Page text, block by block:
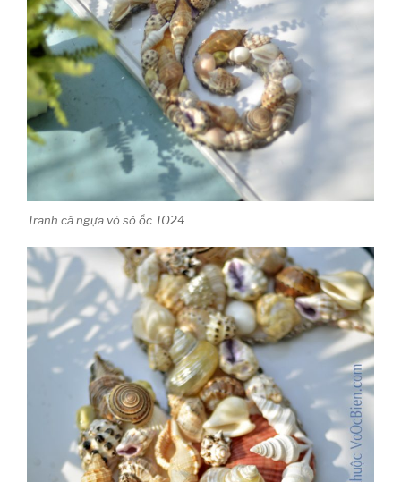
Tranh cá ngựa vỏ sò ốc TO24